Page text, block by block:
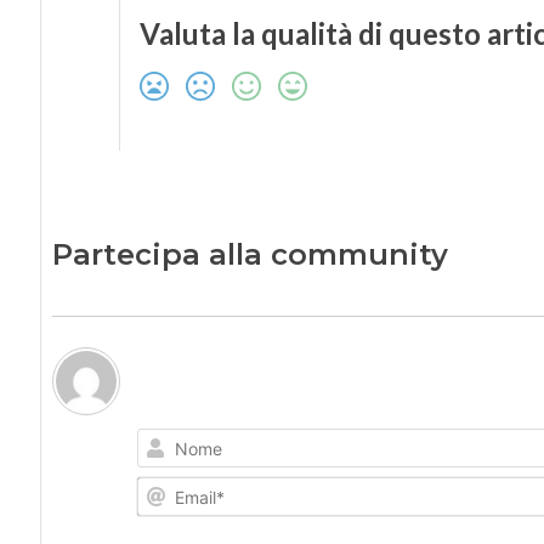
Valuta la qualità di questo
Partecipa alla community